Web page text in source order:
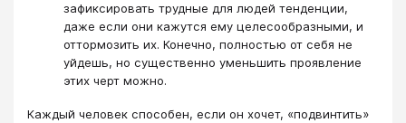
зафиксировать трудные для людей тенденции,
даже если они кажутся ему целесообразными, и
оттормозить их. Конечно, полностью от себя не
уйдешь, но существенно уменьшить проявление
этих черт можно.
Каждый человек способен, если он хочет, «подвинтить»